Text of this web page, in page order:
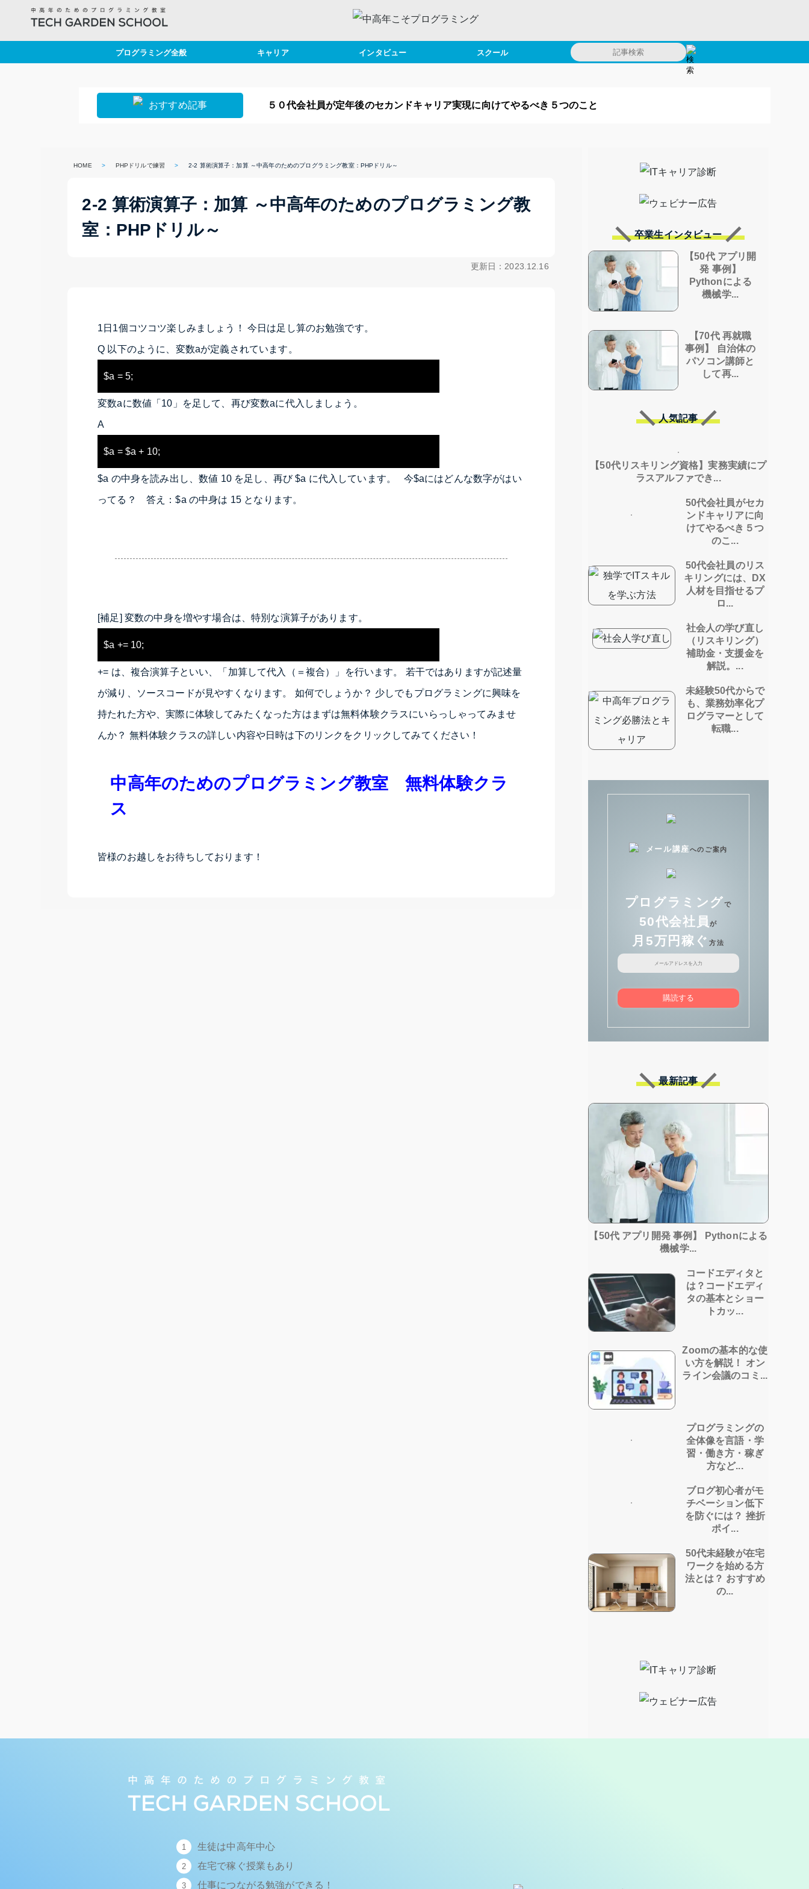
プログラミング全般
プログラミング基礎
PHPドリルで練習
キャリア
セカンドキャリア
ライフプラン
インタビュー
事例インタビュー
スクール
スクールブログ
おすすめ記事 ５０代会社員が定年後のセカンドキャリア実現に向けてやるべき５つのこと
HOME > PHPドリルで練習 > 2-2 算術演算子：加算 ～中高年のためのプログラミング教室：PHPドリル～
2-2 算術演算子：加算 ～中高年のためのプログラミング教
室：PHPドリル～
更新日：2023.12.16
1日1個コツコツ楽しみましょう！ 今日は足し算のお勉強です。
Q 以下のように、変数aが定義されています。
変数aに数値「10」を足して、再び変数aに代入しましょう。
A
$a の中身を読み出し、数値 10を足し、再び$a に代入しています。 今$aにはどんな数字がはい
ってる？ 答え：$aの中身は 15 となります。
[補足] 変数の中身を増やす場合は、特別な演算子があります。
+= は、複合演算子といい、「加算して代入（＝複合）」を行います。 若干ではありますが記述量
が減り、ソースコードが見やすくなります。 如何でしょうか？ 少しでもプログラミングに興味を
持たれた方や、実際に体験してみたくなった方はまずは無料体験クラスにいらっしゃってみませ
んか？ 無料体験クラスの詳しい内容や日時は下のリンクをクリックしてみてください！
中高年のためのプログラミング教室 無料体験クラ
ス
皆様のお越しをお待ちしております！
卒業生インタビュー
【50代 アプリ開
発 事例】
Pythonによる
機械学...
【70代 再就職
事例】 自治体の
パソコン講師と
して再...
人気記事
【50代リスキリング資格】実務実績にプ
ラスアルファでき...
50代会社員がセカ
ンドキャリアに向
けてやるべき５つ
のこ...
50代会社員のリス
キリングには、DX
人材を目指せるプ
ロ...
社会人の学び直し
（リスキリング）
補助金・支援金を
解説。...
未経験50代からで
も、業務効率化プ
ログラマーとして
転職...
メール講座へのご案内
プログラミングで
50代会社員が
月5万円稼ぐ 方法
購読する
最新記事
【50代 アプリ開発 事例】 Pythonによる
機械学...
コードエディタと
は？コードエディ
タの基本とショー
トカッ...
Zoomの基本的な使
い方を解説！ オン
ライン会議のコミ...
プログラミングの
全体像を言語・学
習・働き方・稼ぎ
方など...
ブログ初心者がモ
チベーション低下
を防ぐには？ 挫折
ポイ...
50代未経験が在宅
ワークを始める方
法とは？ おすすめ
の...
生徒は中高年中心
在宅で稼ぐ授業もあり
仕事につながる勉強ができる！